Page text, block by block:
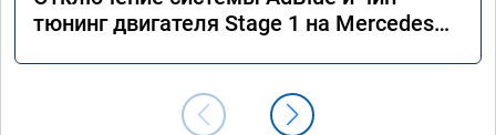
тюнинг двигателя Stage 1 на Mercedes